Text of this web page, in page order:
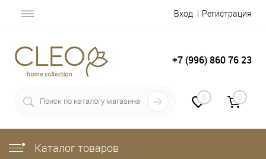
Вход Регистрация
+7 (996) 860 76 23
0 0
Каталог товаров